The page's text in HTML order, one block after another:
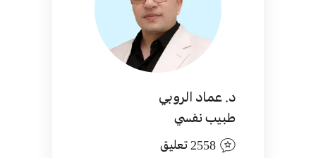
د. عماد الروبي
طبيب نفسي
2558 تعليق